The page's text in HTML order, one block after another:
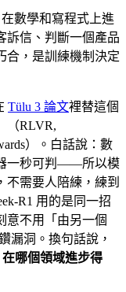
數學和寫程式上進
訴信、判斷一個產品
合，是訓練機制決定
Tülu 3 論文裡替這個
（RLVR,
）。白話說：數
一秒可判——所以模
不需要人陪練，練到
R1 用的是同一招
意不用「由另一個
漏洞。換句話說，
哪個領域進步得